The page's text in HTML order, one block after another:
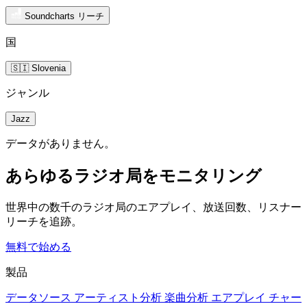
Soundcharts リーチ
国
🇸🇮 Slovenia
ジャンル
Jazz
データがありません。
あらゆるラジオ局をモニタリング
世界中の数千のラジオ局のエアプレイ、放送回数、リスナー
リーチを追跡。
無料で始める
製品
データソース アーティスト分析 楽曲分析 エアプレイ チャー